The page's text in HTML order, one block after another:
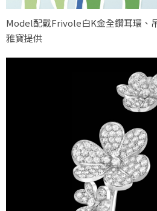
Model配戴Frivole白K金全鑽耳環、
雅寶提供